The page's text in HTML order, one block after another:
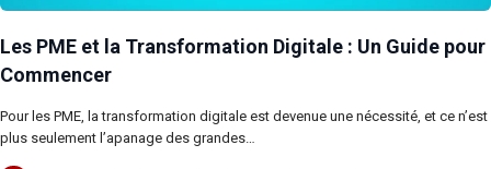
Les PME et la Transformation Digitale : Un Guide pour
Commencer
Pour les PME, la transformation digitale est devenue une nécessité, et ce n’est
plus seulement l’apanage des grandes…